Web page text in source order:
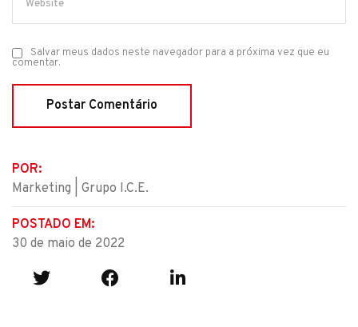
Salvar meus dados neste navegador para a próxima vez que eu
comentar.
POR:
Marketing | Grupo I.C.E.
POSTADO EM:
30 de maio de 2022